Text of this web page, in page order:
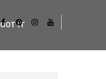
GOT IT